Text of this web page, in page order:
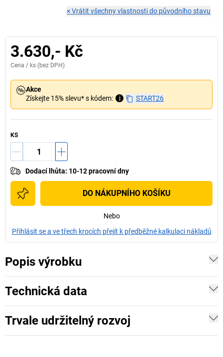
×Vrátit všechny vlastnosti do původního stavu
3.630,- Kč
Cena / ks (bez DPH)
Akce
Získejte 15% slevu* s kódem:
i START26
KS
Dodací lhůta: 10-12 pracovní dny
DO NÁKUPNÍHO KOŠÍKU
Nebo
Přihlásit se a ve třech krocích přejít k předběžné kalkulaci nákladů
Popis výrobku
Technická data
Trvale udržitelný rozvoj